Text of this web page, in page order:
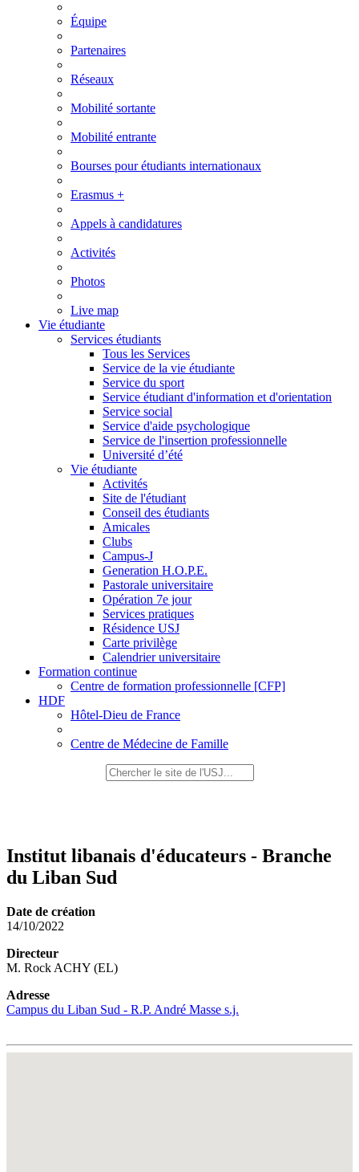
Équipe
Partenaires
Réseaux
Mobilité sortante
Mobilité entrante
Bourses pour étudiants internationaux
Erasmus +
Appels à candidatures
Activités
Photos
Live map
Vie étudiante
Services étudiants
Tous les Services
Service de la vie étudiante
Service du sport
Service étudiant d'information et d'orientation
Service social
Service d'aide psychologique
Service de l'insertion professionnelle
Université d’été
Vie étudiante
Activités
Site de l'étudiant
Conseil des étudiants
Amicales
Clubs
Campus-J
Generation H.O.P.E.
Pastorale universitaire
Opération 7e jour
Services pratiques
Résidence USJ
Carte privilège
Calendrier universitaire
Formation continue
Centre de formation professionnelle [CFP]
HDF
Hôtel-Dieu de France
Centre de Médecine de Famille
Institut libanais d'éducateurs - Branche
du Liban Sud
Date de création
14/10/2022
Directeur
M. Rock ACHY (EL)
Adresse
Campus du Liban Sud - R.P. André Masse s.j.